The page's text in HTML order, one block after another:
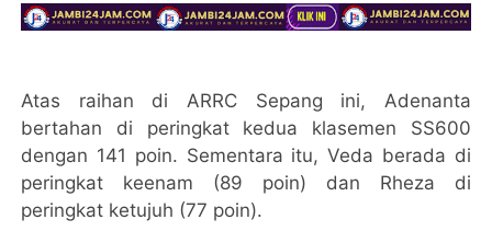
Atas raihan di ARRC Sepang ini, Adenanta
bertahan di peringkat kedua klasemen SS600
dengan 141 poin. Sementara itu, Veda berada di
peringkat keenam (89 poin) dan Rheza di
peringkat ketujuh (77 poin).